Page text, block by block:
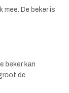
mee. De beker is
beker kan
de